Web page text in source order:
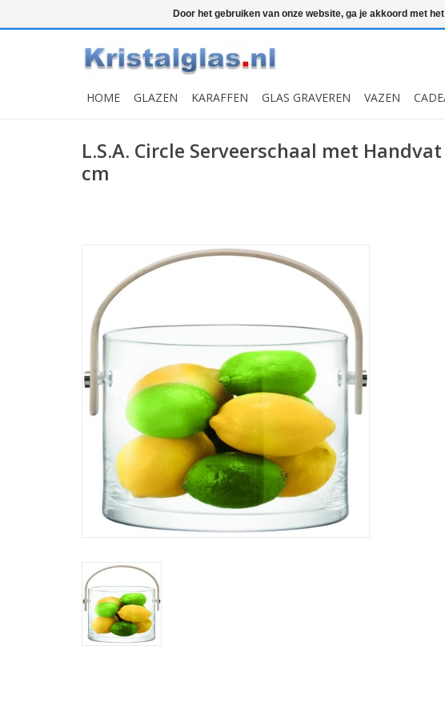
Snelle levering Graveren
HOME GLAZEN KARAFFEN GLAS GRAVEREN VAZEN
L.S.A. Circle Serveerschaal met
cm
Door het gebruiken van onze website, ga je akkoord met